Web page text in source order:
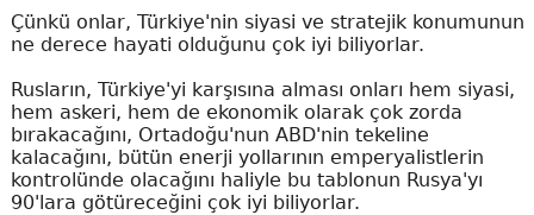
Çünkü onlar, Türkiye'nin siyasi ve stratejik konumunun
ne derece hayati olduğunu çok iyi biliyorlar.
Rusların, Türkiye'yi karşısına alması onları hem siyasi,
hem askeri, hem de ekonomik olarak çok zorda
bırakacağını, Ortadoğu'nun ABD'nin tekeline
kalacağını, bütün enerji yollarının emperyalistlerin
kontrolünde olacağını haliyle bu tablonun Rusya'yı
90'lara götüreceğini çok iyi biliyorlar.